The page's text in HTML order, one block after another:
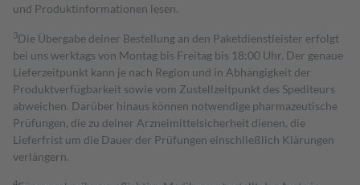
und Produktinformationen lesen.
3Die Übergabe deiner Bestellung an den Paketdienstleister erfolgt
bei uns werktags von Montag bis Freitag bis 18:00 Uhr. Der genaue
Lieferzeitpunkt kann je nach Region und in Abhängigkeit der
Produktverfügbarkeit sowie vom Zustellzeitpunkt des Spediteurs
abweichen. Darüber hinaus können notwendige pharmazeutische
Prüfungen, die zu deiner Arzneimittelsicherheit dienen, die
Lieferfrist um die Dauer der Prüfungen einschließlich Klärungen
verlängern.